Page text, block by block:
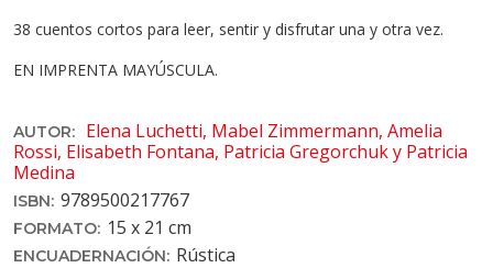
38 cuentos cortos para leer, sentir y disfrutar una y otra vez.
EN IMPRENTA MAYÚSCULA.
AUTOR:
Elena Luchetti, Mabel Zimmermann, Amelia
Rossi, Elisabeth Fontana, Patricia Gregorchuk y Patricia
Medina
ISBN: 9789500217767
FORMATO: 15 x 21 cm
ENCUADERNACIÓN: Rústica